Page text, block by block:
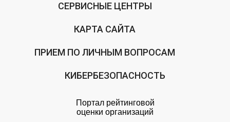
СЕРВИСНЫЕ ЦЕНТРЫ
КАРТА САЙТА
ПРИЕМ ПО ЛИЧНЫМ ВОПРОСАМ
КИБЕРБЕЗОПАСНОСТЬ
Портал рейтинговой
оценки организаций